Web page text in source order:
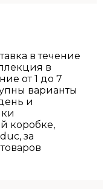
в течение
в
от 1 до 7
варианты
и
коробке,
за